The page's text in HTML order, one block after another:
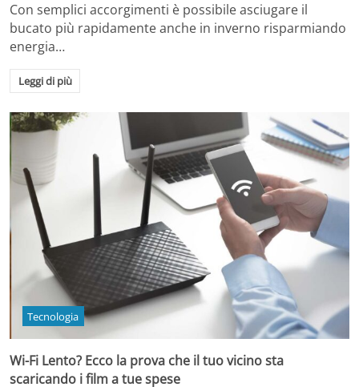
Con semplici accorgimenti è possibile asciugare il
bucato più rapidamente anche in inverno risparmiando
energia…
Leggi di più
Tecnologia
Wi-Fi Lento? Ecco la prova che il tuo vicino sta
scaricando i film a tue spese